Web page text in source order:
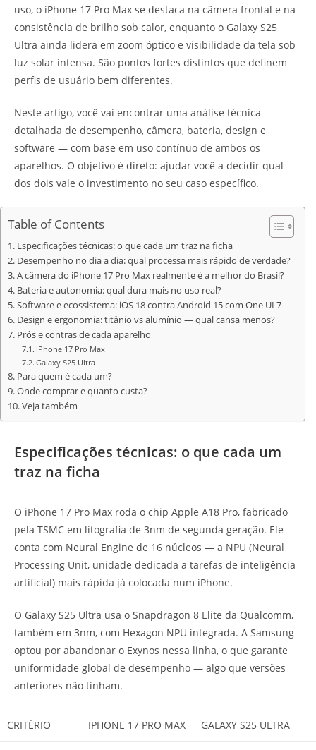
uso, o iPhone 17 Pro Max se destaca na câmera frontal e na
consistência de brilho sob calor, enquanto o Galaxy S25
Ultra ainda lidera em zoom óptico e visibilidade da tela sob
luz solar intensa. São pontos fortes distintos que definem
perfis de usuário bem diferentes.
Neste artigo, você vai encontrar uma análise técnica
detalhada de desempenho, câmera, bateria, design e
software — com base em uso contínuo de ambos os
aparelhos. O objetivo é direto: ajudar você a decidir qual
dos dois vale o investimento no seu caso específico.
Table of Contents
Especificações técnicas: o que cada um traz na ficha
Desempenho no dia a dia: qual processa mais rápido de verdade?
A câmera do iPhone 17 Pro Max realmente é a melhor do Brasil?
Bateria e autonomia: qual dura mais no uso real?
Software e ecossistema: iOS 18 contra Android 15 com One UI 7
Design e ergonomia: titânio vs alumínio — qual cansa menos?
Prós e contras de cada aparelho
iPhone 17 Pro Max
Galaxy S25 Ultra
Para quem é cada um?
Onde comprar e quanto custa?
Veja também
Especificações técnicas: o que cada um
traz na ficha
O iPhone 17 Pro Max roda o chip Apple A18 Pro, fabricado
pela TSMC em litografia de 3nm de segunda geração. Ele
conta com Neural Engine de 16 núcleos — a NPU (Neural
Processing Unit, unidade dedicada a tarefas de inteligência
artificial) mais rápida já colocada num iPhone.
O Galaxy S25 Ultra usa o Snapdragon 8 Elite da Qualcomm,
também em 3nm, com Hexagon NPU integrada. A Samsung
optou por abandonar o Exynos nessa linha, o que garante
uniformidade global de desempenho — algo que versões
anteriores não tinham.
CRITÉRIO IPHONE 17 PRO MAX GALAXY S25 ULTRA